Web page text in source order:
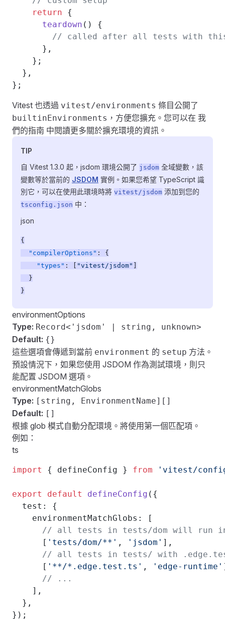
    return
{
      teardown
() {
// called after all tests with
      },
    };
  },
};
Vitest 也透過 vitest/environments 條目公開了
builtinEnvironments ，方便您擴充。您可以在 我
們的指南 中閱讀更多關於擴充環境的資訊。
TIP
自 Vitest 1.3.0 起，jsdom 環境公開了 jsdom 全域變數，該
變數等於當前的 JSDOM 實例。如果您希望 TypeScript 識
別它，可以在使用此環境時將 vitest/jsdom 添加到您的
tsconfig.json 中：
json
{
  "compilerOptions"
: {
    "types"
: [ "vitest/jsdom" ]
  }
}
environmentOptions
Type: Record<'jsdom' | string, unknown>
Default: {}
這些選項會傳遞到當前 environment 的 setup 方法。
預設情況下，如果您使用 JSDOM 作為測試環境，則只
能配置 JSDOM 選項。
environmentMatchGlobs
Type: [string, EnvironmentName][]
Default: []
根據 glob 模式自動分配環境。將使用第一個匹配項。
例如：
ts
import { defineConfig } from 'vitest/
export default defineConfig ({
  test: {
    environmentMatchGlobs: [
// all tests in tests/dom will run
      [
'tests/dom/**' , 'jsdom' ],
// all tests in tests/ with
      [
'**/*.edge.test.ts' , 'edge-runtime'
      // ...
    ],
  },
});